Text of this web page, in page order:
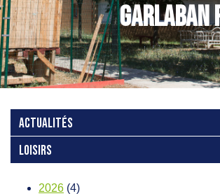
GARLABAN
ACTUALITÉS
LOISIRS
2026 (4)